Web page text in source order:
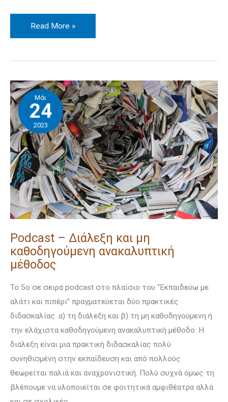
Read More »
Μάι
24
2023
Podcast – Διάλεξη και μη
καθοδηγούμενη ανακαλυπτική
μέθοδος
Το 5ο σε σειρά podcast στο πλαίσιο του “Εκπαιδεύω με
αλάτι και πιπέρι” πραγματεύεται δύο πρακτικές
διδασκαλίας. α) τη διάλεξη και β) τη μη καθοδηγούμενη ή
την ελάχιστα καθοδηγούμενη ανακαλυπτική μέθοδο. Η
διάλεξη είναι μια πρακτική διδασκαλίας πολύ
συνηθισμένη στην εκπαίδευση και από πολλούς
θεωρείται παλιά και αναχρονιστική. Πολύ συχνά όμως τη
βλέπουμε να υλοποιείται σε φοιτητικά αμφιθέατρα αλλά
Podcast
–
Διάλεξη
και
μη
καθοδηγούμενη
ανακαλυπτική
μέθοδος